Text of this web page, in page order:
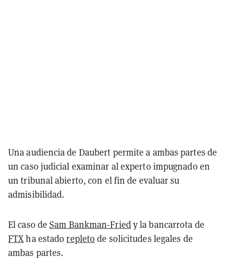
Una audiencia de Daubert permite a ambas partes de
un caso judicial examinar al experto impugnado en
un tribunal abierto, con el fin de evaluar su
admisibilidad.
El caso deSam Bankman-Friedy la bancarrota de
FTXha estadorepleto de solicitudes legales de
ambas partes.